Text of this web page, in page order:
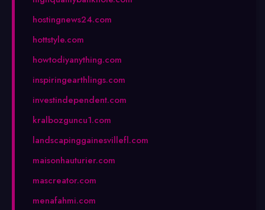
hostingnews24.com
hottstyle.com
howtodiyanything.com
inspiringearthlings.com
investindependent.com
kralbozguncu1.com
landscapinggainesvillefl.com
maisonhauturier.com
mascreator.com
menafahmi.com